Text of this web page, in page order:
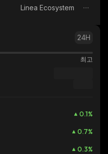
Linea Ecosystem
24H
최고
0.1%
0.7%
0.3%